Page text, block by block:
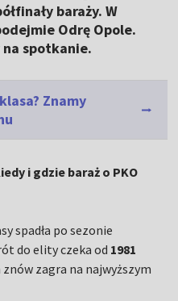
baraży. W
Odrę Opole.
na spotkanie.
Znamy
i gdzie baraż o PKO
spadła po sezonie
do elity czeka od 1981
zagra na najwyższym